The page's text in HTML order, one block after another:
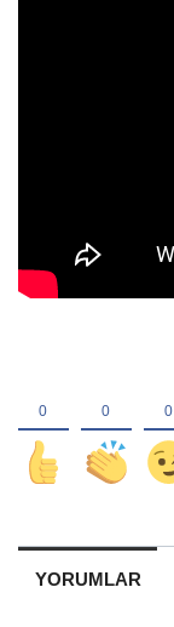
YORUMLAR